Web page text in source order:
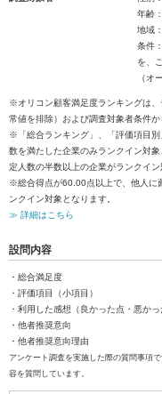
年齢
地域
条件
を、
（オ
※オリコン顧客満足度ランキングは
常値を排除）および調査対象者条件
※「総合ランキング」、「評価項目
数を満たした企業のみランクイン対
定人数の半数以上の企業がランクイン
※総合得点が60.00点以上で、他人に
ンクイン対象となります。
≫ 詳細はこちら
設問内容
・総合満足度
・評価項目（小項目）
・利用した感想（良かった点・悪かっ
・他者推奨意向
・他者推奨意向理由
アンケート調査を実施した際の質問事項
容を質問しています。